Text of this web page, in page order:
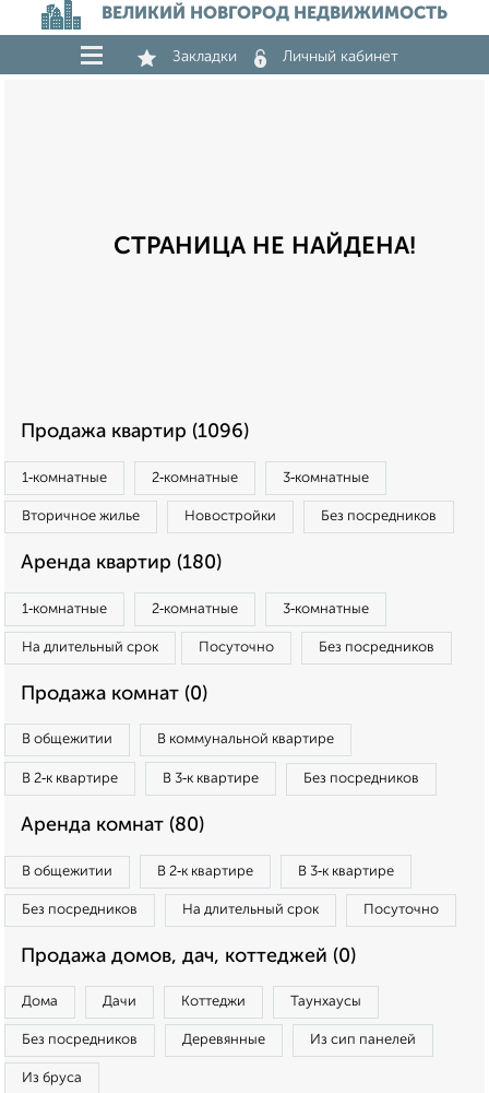
ВЕЛИКИЙ НОВГОРОД НЕДВИЖИМОСТЬ
Закладки Личный кабинет
СТРАНИЦА НЕ НАЙДЕНА!
Продажа квартир (1096)
1‑комнатные 2‑комнатные 3‑комнатные
Вторичное жилье Новостройки Без посредников
Аренда квартир (180)
1‑комнатные 2‑комнатные 3‑комнатные
На длительный срок Посуточно Без посредников
Продажа комнат (0)
В общежитии В коммунальной квартире
В 2‑к квартире В 3‑к квартире Без посредников
Аренда комнат (80)
В общежитии В 2‑к квартире В 3‑к квартире
Без посредников На длительный срок Посуточно
Продажа домов, дач, коттеджей (0)
Дома Дачи Коттеджи Таунхаусы
Без посредников Деревянные Из сип панелей
Из бруса